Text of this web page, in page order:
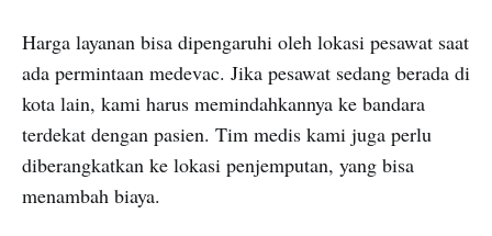
Harga layanan bisa dipengaruhi oleh lokasi pesawat saat
ada permintaan medevac. Jika pesawat sedang berada di
kota lain, kami harus memindahkannya ke bandara
terdekat dengan pasien. Tim medis kami juga perlu
diberangkatkan ke lokasi penjemputan, yang bisa
menambah biaya.